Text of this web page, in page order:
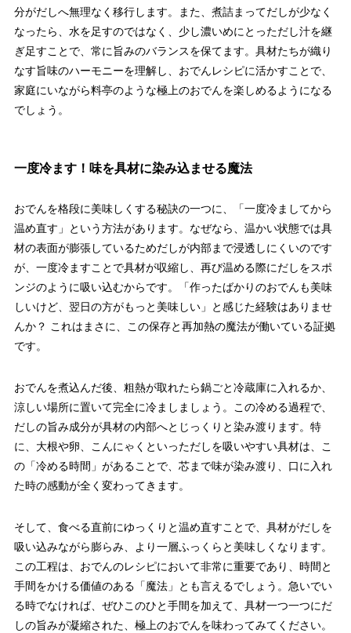
分がだしへ無理なく移行します。また、煮詰まってだしが少なく
なったら、水を足すのではなく、少し濃いめにとっただし汁を継
ぎ足すことで、常に旨みのバランスを保てます。具材たちが織り
なす旨味のハーモニーを理解し、おでんレシピに活かすことで、
家庭にいながら料亭のような極上のおでんを楽しめるようになる
でしょう。
一度冷ます！味を具材に染み込ませる魔法
おでんを格段に美味しくする秘訣の一つに、「一度冷ましてから
温め直す」という方法があります。なぜなら、温かい状態では具
材の表面が膨張しているためだしが内部まで浸透しにくいのです
が、一度冷ますことで具材が収縮し、再び温める際にだしをスポ
ンジのように吸い込むからです。「作ったばかりのおでんも美味
しいけど、翌日の方がもっと美味しい」と感じた経験はありませ
んか？ これはまさに、この保存と再加熱の魔法が働いている証拠
です。
おでんを煮込んだ後、粗熱が取れたら鍋ごと冷蔵庫に入れるか、
涼しい場所に置いて完全に冷ましましょう。この冷める過程で、
だしの旨み成分が具材の内部へとじっくりと染み渡ります。特
に、大根や卵、こんにゃくといっただしを吸いやすい具材は、こ
の「冷める時間」があることで、芯まで味が染み渡り、口に入れ
た時の感動が全く変わってきます。
そして、食べる直前にゆっくりと温め直すことで、具材がだしを
吸い込みながら膨らみ、より一層ふっくらと美味しくなります。
この工程は、おでんのレシピにおいて非常に重要であり、時間と
手間をかける価値のある「魔法」とも言えるでしょう。急いでい
る時でなければ、ぜひこのひと手間を加えて、具材一つ一つにだ
しの旨みが凝縮された、極上のおでんを味わってみてください。